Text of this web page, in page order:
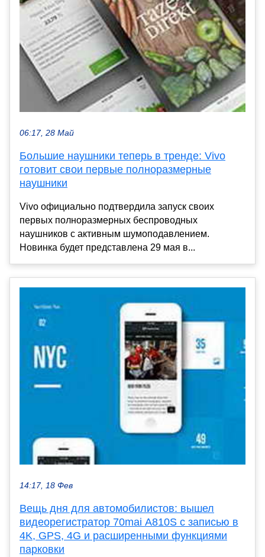
06:17, 28 Май
Большие наушники теперь в тренде: Vivo
готовит свои первые полноразмерные
наушники
Vivo официально подтвердила запуск своих
первых полноразмерных беспроводных
наушников с активным шумоподавлением.
Новинка будет представлена 29 мая в...
14:17, 18 Фев
Вещь дня для автомобилистов: вышел
видеорегистратор 70mai A810S с записью в
4K, GPS, 4G и расширенными функциями
парковки